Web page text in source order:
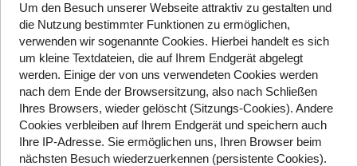
Personen geschrumpft:
Alice Hu aus Shanghai
Amanda Jovanovic aus Wien
Anja Burkhardt aus Linz
Carina Kilinc aus Wien
David Obermaier aus Graz
Julia Kulda-Hroch aus Berlin
Um den Besuch unserer Webseite attraktiv zu gestalten und
die Nutzung bestimmter Funktionen zu ermöglichen,
verwenden wir sogenannte Cookies. Hierbei handelt es sich
um kleine Textdateien, die auf Ihrem Endgerät abgelegt
werden. Einige der von uns verwendeten Cookies werden
nach dem Ende der Browsersitzung, also nach Schließen
Ihres Browsers, wieder gelöscht (Sitzungs-Cookies). Andere
Cookies verbleiben auf Ihrem Endgerät und speichern auch
Ihre IP-Adresse. Sie ermöglichen uns, Ihren Browser beim
nächsten Besuch wiederzuerkennen (persistente Cookies).